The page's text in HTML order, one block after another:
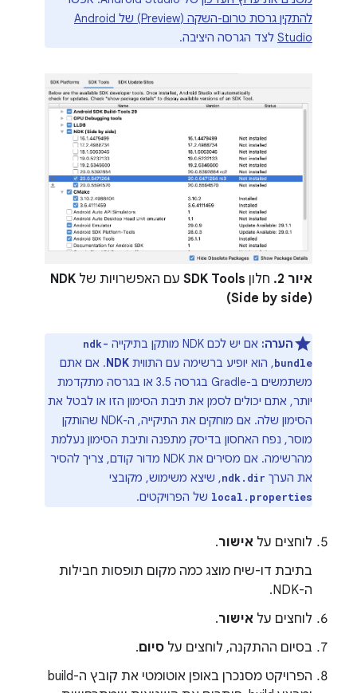
להתקין גרסת טרום-השקה (Preview) של Android
Studio לצד הגרסה היציבה.
איור 2. חלון SDK Tools עם האפשרויות של NDK
(Side by side)
הערה: אם יש לכם NDK מותקן בתיקייה
ndk-
bundle, הוא יופיע ברשימה עם התווית NDK. אם אתם
משתמשים ב-Gradle בגרסה 3.5 או בגרסה מתקדמת
יותר, אתם יכולים לסמן את תיבת הסימון הזו או לבטל את
הסימון שלה. אם מוחקים את התיקייה, ה-NDK שהותקן
מוסר, נפח האחסון בדיסק מתפנה ותיבת הסימון נעלמת
מהרשימה. אם מסירים את NDK מדור קודם, צריך להסיר
את הערך ndk.dir, שיצא משימוש, מקובצי
local.properties של הפרויקטים.
לוחצים על אישור.
בתיבת דו-שיח מוצג כמה מקום תופסות חבילות
ה-NDK.
לוחצים על אישור.
בסיום ההתקנה, לוחצים על סיום.
הפרויקט מסנכרן באופן אוטומטי את קובץ ה-build